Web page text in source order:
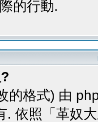
的行動.
的格式) 由
. 依照「革奴